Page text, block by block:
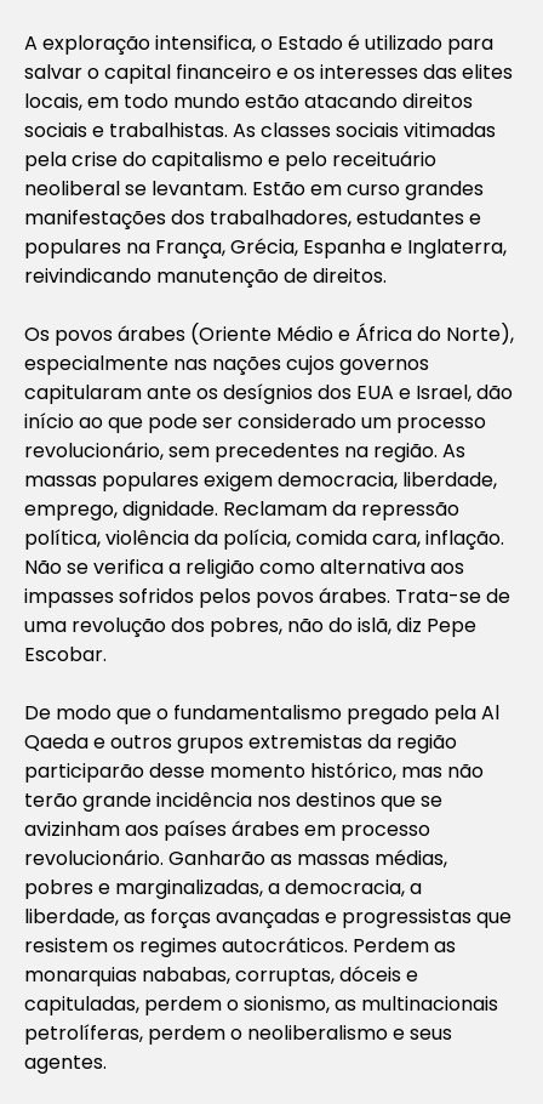
A exploração intensifica, o Estado é utilizado para
salvar o capital financeiro e os interesses das elites
locais, em todo mundo estão atacando direitos
sociais e trabalhistas. As classes sociais vitimadas
pela crise do capitalismo e pelo receituário
neoliberal se levantam. Estão em curso grandes
manifestações dos trabalhadores, estudantes e
populares na França, Grécia, Espanha e Inglaterra,
reivindicando manutenção de direitos.
Os povos árabes (Oriente Médio e África do Norte),
especialmente nas nações cujos governos
capitularam ante os desígnios dos EUA e Israel, dão
início ao que pode ser considerado um processo
revolucionário, sem precedentes na região. As
massas populares exigem democracia, liberdade,
emprego, dignidade. Reclamam da repressão
política, violência da polícia, comida cara, inflação.
Não se verifica a religião como alternativa aos
impasses sofridos pelos povos árabes. Trata-se de
uma revolução dos pobres, não do islã, diz Pepe
Escobar.
De modo que o fundamentalismo pregado pela Al
Qaeda e outros grupos extremistas da região
participarão desse momento histórico, mas não
terão grande incidência nos destinos que se
avizinham aos países árabes em processo
revolucionário. Ganharão as massas médias,
pobres e marginalizadas, a democracia, a
liberdade, as forças avançadas e progressistas que
resistem os regimes autocráticos. Perdem as
monarquias nababas, corruptas, dóceis e
capituladas, perdem o sionismo, as multinacionais
petrolíferas, perdem o neoliberalismo e seus
agentes.